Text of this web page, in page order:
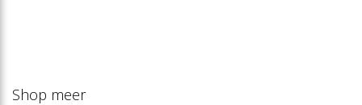
Shop meer